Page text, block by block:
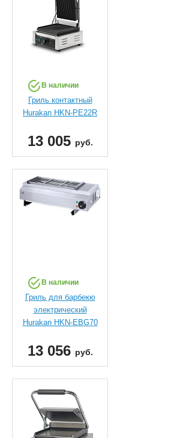
В наличии
Гриль контактный
Hurakan HKN-PE22R
13 005 руб.
В наличии
Гриль для барбекю
электрический
Hurakan HKN-EBG70
13 056 руб.